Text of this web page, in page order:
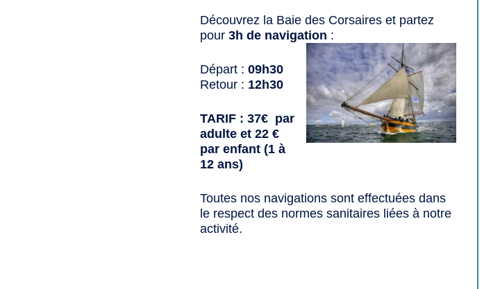
Découvrez la Baie des Corsaires et partez
pour 3h de navigation :
Départ : 09h30
Retour : 12h30
TARIF : 37€ par
adulte et 22 €
par enfant (1 à
12 ans)
Toutes nos navigations sont effectuées dans
le respect des normes sanitaires liées à notre
activité.